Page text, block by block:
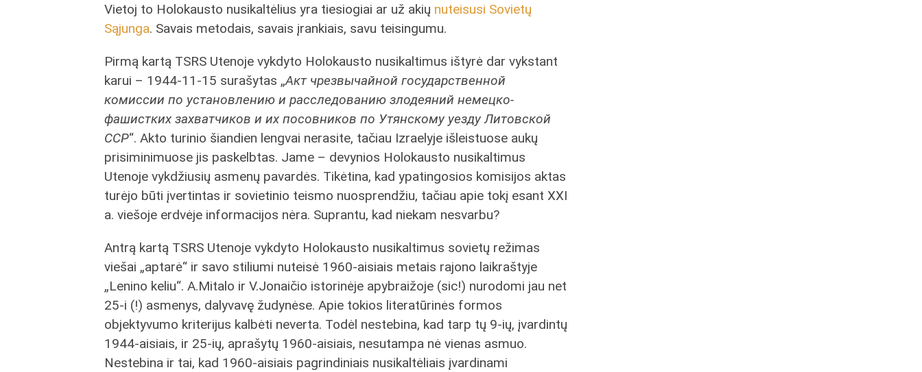
Vietoj to Holokausto nusikaltėlius yra tiesiogiai ar už akių nuteisusi Sovietų
Sąjunga. Savais metodais, savais įrankiais, savu teisingumu.
Pirmą kartą TSRS Utenoje vykdyto Holokausto nusikaltimus ištyrė dar vykstant
karui – 1944-11-15 surašytas „Акт чрезвычайной государственной
комиссии по установлению и расследованию злодеяний немецко-
фашистких захватчиков и их посовников по Утянскому уезду Литовской
ССР“. Akto turinio šiandien lengvai nerasite, tačiau Izraelyje išleistuose aukų
prisiminimuose jis paskelbtas. Jame – devynios Holokausto nusikaltimus
Utenoje vykdžiusių asmenų pavardės. Tikėtina, kad ypatingosios komisijos aktas
turėjo būti įvertintas ir sovietinio teismo nuosprendžiu, tačiau apie tokį esant XXI
a. viešoje erdvėje informacijos nėra. Suprantu, kad niekam nesvarbu?
Antrą kartą TSRS Utenoje vykdyto Holokausto nusikaltimus sovietų režimas
viešai „aptarė“ ir savo stiliumi nuteisė 1960-aisiais metais rajono laikraštyje
„Lenino keliu“. A.Mitalo ir V.Jonaičio istorinėje apybraižoje (sic!) nurodomi jau net
25-i (!) asmenys, dalyvavę žudynėse. Apie tokios literatūrinės formos
objektyvumo kriterijus kalbėti neverta. Todėl nestebina, kad tarp tų 9-ių, įvardintų
1944-aisiais, ir 25-ių, aprašytų 1960-aisiais, nesutampa nė vienas asmuo.
Nestebina ir tai, kad 1960-aisiais pagrindiniais nusikaltėliais įvardinami